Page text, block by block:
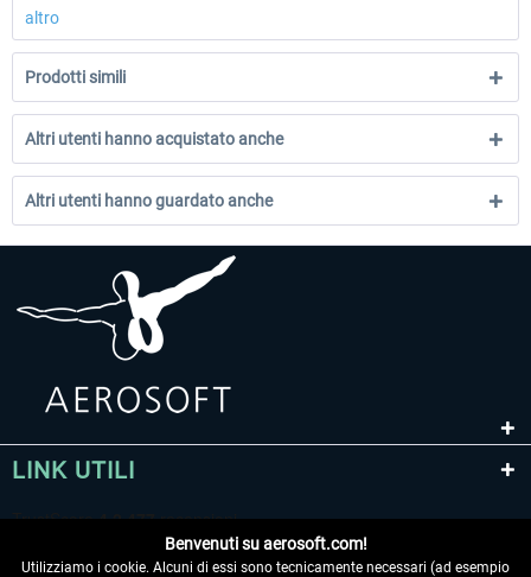
altro
Prodotti simili
Altri utenti hanno acquistato anche
Altri utenti hanno guardato anche
LINK UTILI
Benvenuti su aerosoft.com!
Utilizziamo i cookie. Alcuni di essi sono tecnicamente necessari (ad esempio